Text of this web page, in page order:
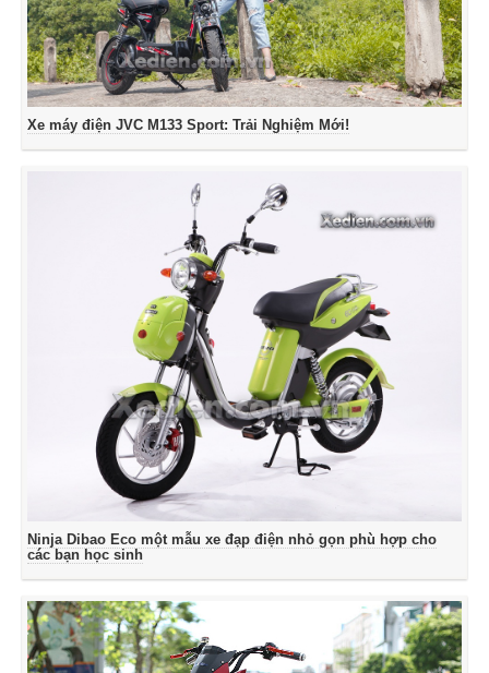
Xe máy điện JVC M133 Sport: Trải Nghiệm Mới!
Ninja Dibao Eco một mẫu xe đạp điện nhỏ gọn phù hợp cho
các bạn học sinh